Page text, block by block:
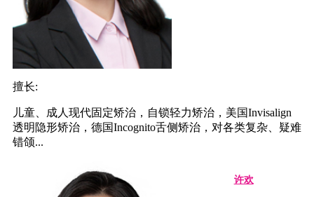
擅长:
儿童、成人现代固定矫治，自锁轻力矫治，美国Invisalign
透明隐形矫治，德国Incognito舌侧矫治，对各类复杂、疑难
错颌...
许欢